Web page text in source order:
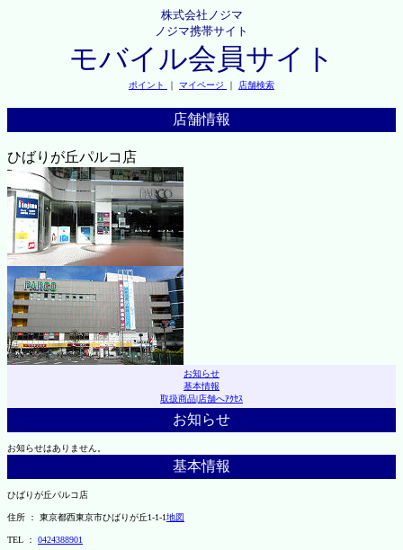
株式会社ノジマ
ノジマ携帯サイト
モバイル会員サイト
ポイント ｜ マイページ ｜ 店舗検索
店舗情報
ひばりが丘パルコ店
お知らせ
基本情報
取扱商品|店舗へｱｸｾｽ
お知らせ
お知らせはありません。
基本情報
ひばりが丘パルコ店
住所 ： 東京都西東京市ひばりが丘1-1-1地図
TEL ： 0424388901